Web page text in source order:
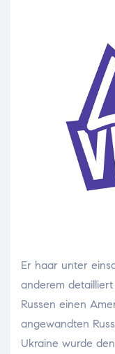
Er haar unter
anderem
Russen einen
angewandten
Ukraine wurde